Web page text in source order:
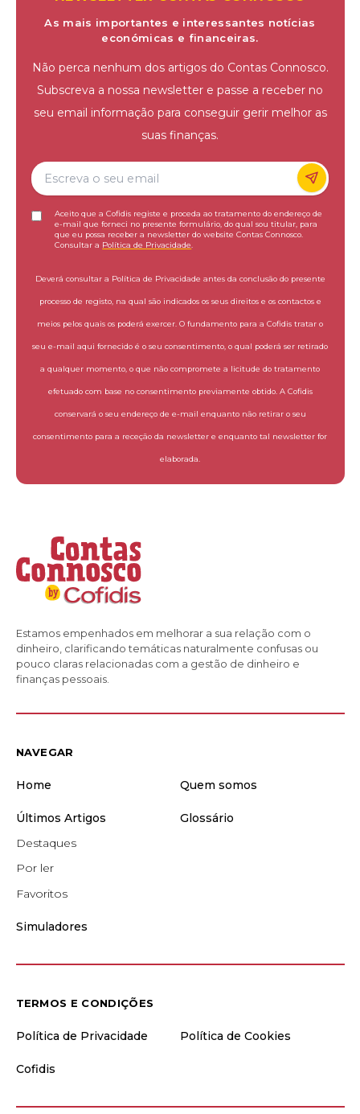
As mais importantes e interessantes notícias
económicas e financeiras.
Não perca nenhum dos artigos do Contas Connosco.
Subscreva a nossa newsletter e passe a receber no
seu email informação para conseguir gerir melhor as
suas finanças.
Aceito que a Cofidis registe e proceda ao tratamento do endereço de
e-mail que forneci no presente formulário, do qual sou titular, para
que eu possa receber a newsletter do website Contas Connosco.
Consultar a Política de Privacidade
Deverá consultar a Política de Privacidade antes da conclusão do presente
processo de registo, na qual são indicados os seus direitos e os contactos e
meios pelos quais os poderá exercer. O fundamento para a Cofidis tratar o
seu e-mail aqui fornecido é o seu consentimento, o qual poderá ser retirado
a qualquer momento, o que não compromete a licitude do tratamento
efetuado com base no consentimento previamente obtido. A Cofidis
conservará o seu endereço de e-mail enquanto não retirar o seu
consentimento para a receção da newsletter e enquanto tal newsletter for
elaborada.
Estamos empenhados em melhorar a sua relação com o
dinheiro, clarificando temáticas naturalmente confusas ou
pouco claras relacionadas com a gestão de dinheiro e
finanças pessoais.
NAVEGAR
Home Quem somos
Últimos Artigos
Destaques
Por ler
Favoritos
Glossário
Simuladores
TERMOS E CONDIÇÕES
Política de Privacidade Política de Cookies
Cofidis